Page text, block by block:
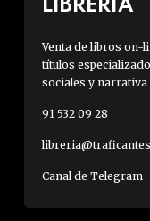
LIBRERÍA
Venta de libros on-
títulos
sociales y
91 532 09 28
Canal de Telegram